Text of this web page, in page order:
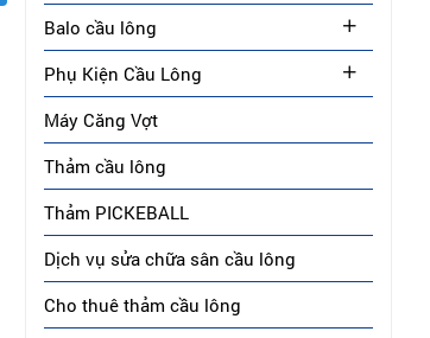
Balo cầu lông
Phụ Kiện Cầu Lông
Máy Căng Vợt
Thảm cầu lông
Thảm PICKEBALL
Dịch vụ sửa chữa sân cầu lông
Cho thuê thảm cầu lông